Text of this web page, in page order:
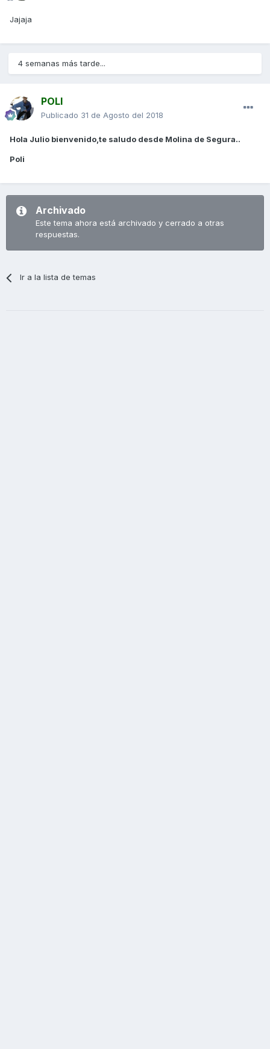
Jajaja
4 semanas más tarde...
POLI
Publicado 31 de Agosto del 2018
Hola Julio bienvenido,te saludo desde Molina de Segura..
Poli
Archivado
Este tema ahora está archivado y cerrado a otras
respuestas.
Ir a la lista de temas